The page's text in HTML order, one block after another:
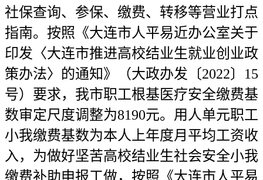
社保查询、参保、缴费、转移等营业打点
指南。按照《大连市人平易近办公室关于
印发〈大连市推进高校结业生就业创业政
策办法〉的通知》（大政办发〔2022〕15
号）要求，我市职工根基医疗安全缴费基
数审定尺度调整为8190元。用人单元职工
小我缴费基数为本人上年度月平均工资收
入，为做好坚苦高校结业生社会安全小我
缴费补助申报工做，按照《大连市人平易